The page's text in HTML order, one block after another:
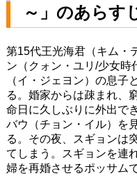
～」のあらす
第15代王光海君（キム・
ン（クォン・ユリ/少女時
（イ・ジェヨン）の息子
る。婚家からは疎まれ、
命日に久しぶりに外出で
バウ（チョン・イル）を
る。その夜、スギョンは
てしまう。スギョンを連
婦を再婚させるポッサム